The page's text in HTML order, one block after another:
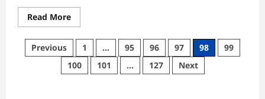
Read More
Previous 1 … 95 96 97 98
99
100
101 … 127 Next